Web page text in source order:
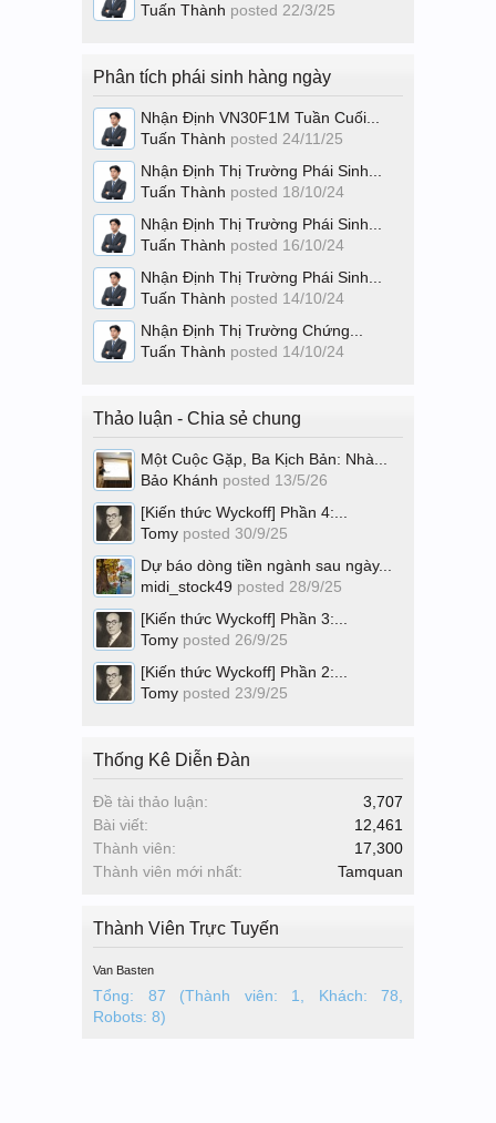
Tuấn Thành posted 22/3/25
Phân tích phái sinh hàng ngày
Nhận Định VN30F1M Tuần Cuối...
Tuấn Thành posted 24/11/25
Nhận Định Thị Trường Phái Sinh...
Tuấn Thành posted 18/10/24
Nhận Định Thị Trường Phái Sinh...
Tuấn Thành posted 16/10/24
Nhận Định Thị Trường Phái Sinh...
Tuấn Thành posted 14/10/24
Nhận Định Thị Trường Chứng...
Tuấn Thành posted 14/10/24
Thảo luận - Chia sẻ chung
Một Cuộc Gặp, Ba Kịch Bản: Nhà...
Bảo Khánh posted 13/5/26
[Kiến thức Wyckoff] Phần 4:...
Tomy posted 30/9/25
Dự báo dòng tiền ngành sau ngày...
midi_stock49 posted 28/9/25
[Kiến thức Wyckoff] Phần 3:...
Tomy posted 26/9/25
[Kiến thức Wyckoff] Phần 2:...
Tomy posted 23/9/25
Thống Kê Diễn Đàn
Đề tài thảo luận:
3,707
Bài viết:
12,461
Thành viên:
17,300
Thành viên mới nhất:
Tamquan
Thành Viên Trực Tuyến
Van Basten
Tổng: 87 (Thành viên: 1, Khách: 78,
Robots: 8)